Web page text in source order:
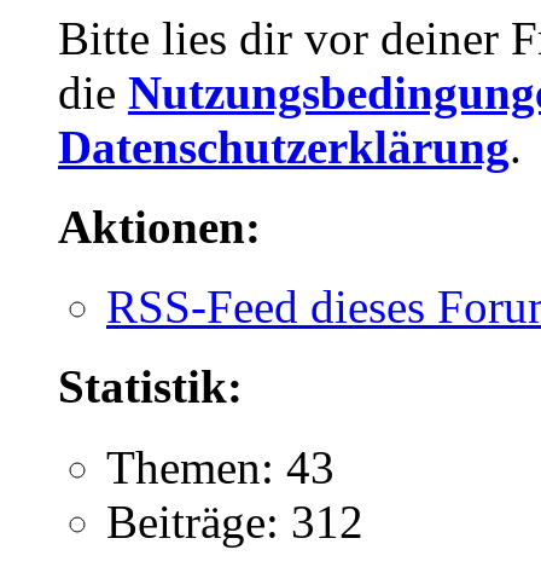
Bitte lies dir vor deiner
die
Datenschutzerklärung.
Aktionen:
RSS-Feed dieses
Statistik:
Themen: 43
Beiträge: 312